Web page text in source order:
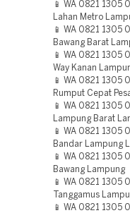
📱 WA 0821 1305
Lahan Metro
📱 WA 0821 1305
Bawang Barat
📱 WA 0821 1305
Way Kanan
📱 WA 0821 1305
Rumput Cepat
📱 WA 0821 1305
Lampung Barat
📱 WA 0821 1305
Bandar Lampung
📱 WA 0821 1305
Bawang Lampung
📱 WA 0821 1305
Tanggamus
📱 WA 0821 1305